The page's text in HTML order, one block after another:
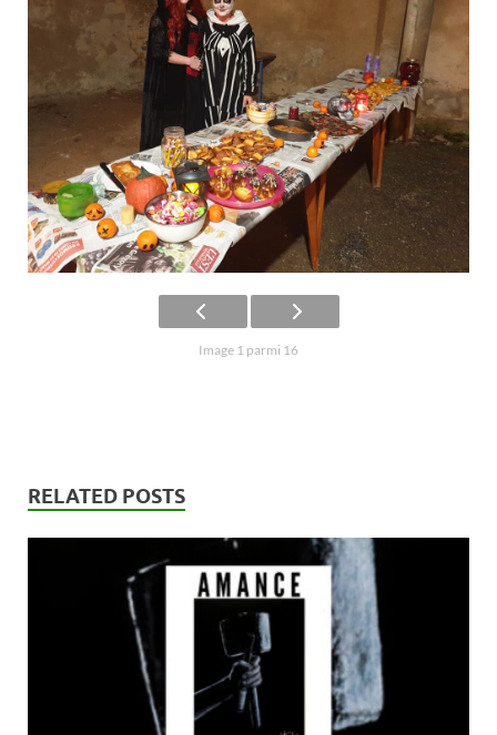
Image 1 parmi 16
RELATED POSTS